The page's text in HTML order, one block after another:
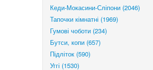
Кеди-Мокасини-Сліпони (2046)
Тапочки кімнатні (1969)
Гумові чоботи (234)
Бутси, копи (657)
Підліток (590)
Уггі (1530)